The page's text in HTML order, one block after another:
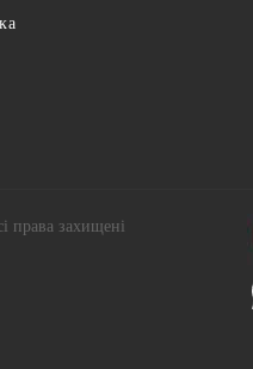
права захищені